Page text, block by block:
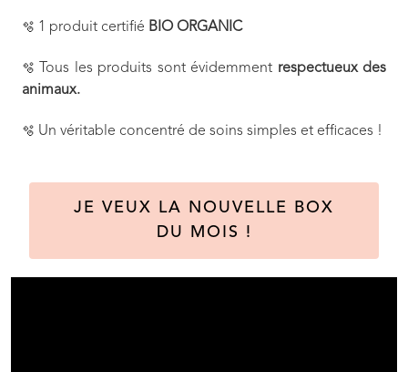
🫧 1 produit certifié BIO ORGANIC
🫧 Tous les produits sont évidemment respectueux des
animaux.
🫧 Un véritable concentré de soins simples et efficaces !
JE VEUX LA NOUVELLE BOX
DU MOIS !